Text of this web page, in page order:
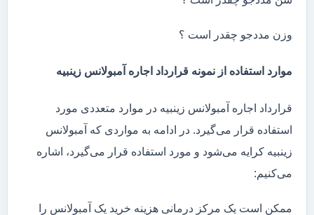
وزن مددجو چقدر است ؟
موارد استفاده از نمونه قرارداد اجاره آمبولانس زینبیه
قرارداد اجاره آمبولانس زینبیه در موارد متعددی مورد
استفاده قرار می‌گیرد. در ادامه به مواردی که آمبولانس
زینبیه کرایه می‌شود و مورد استفاده قرار می‌گیرد، اشاره
می‌کنیم:
ممکن است یک مرکز درمانی هزینه خرید یک آمبولانس را